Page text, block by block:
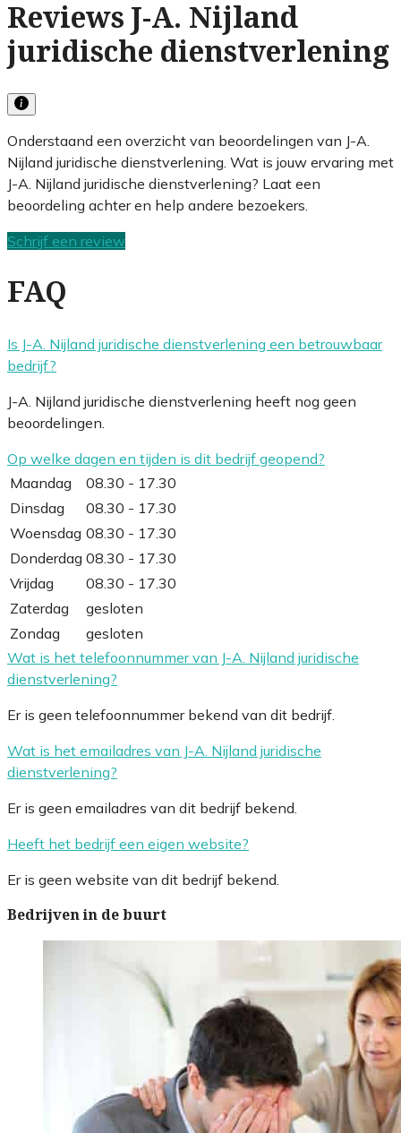
Reviews J-A. Nijland
juridische dienstverlening
Onderstaand een overzicht van beoordelingen van J-A.
Nijland juridische dienstverlening. Wat is jouw ervaring met
J-A. Nijland juridische dienstverlening? Laat een
beoordeling achter en help andere bezoekers.
Schrijf een review
FAQ
Is J-A. Nijland juridische dienstverlening een betrouwbaar
bedrijf?
J-A. Nijland juridische dienstverlening heeft nog geen
beoordelingen.
Op welke dagen en tijden is dit bedrijf geopend?
Maandag
08.30 - 17.30
Dinsdag
08.30 - 17.30
Woensdag 08.30 - 17.30
Donderdag 08.30 - 17.30
Vrijdag
08.30 - 17.30
Zaterdag
gesloten
Zondag
gesloten
Wat is het telefoonnummer van J-A. Nijland juridische
dienstverlening?
Er is geen telefoonnummer bekend van dit bedrijf.
Wat is het emailadres van J-A. Nijland juridische
dienstverlening?
Er is geen emailadres van dit bedrijf bekend.
Heeft het bedrijf een eigen website?
Er is geen website van dit bedrijf bekend.
Bedrijven in de buurt